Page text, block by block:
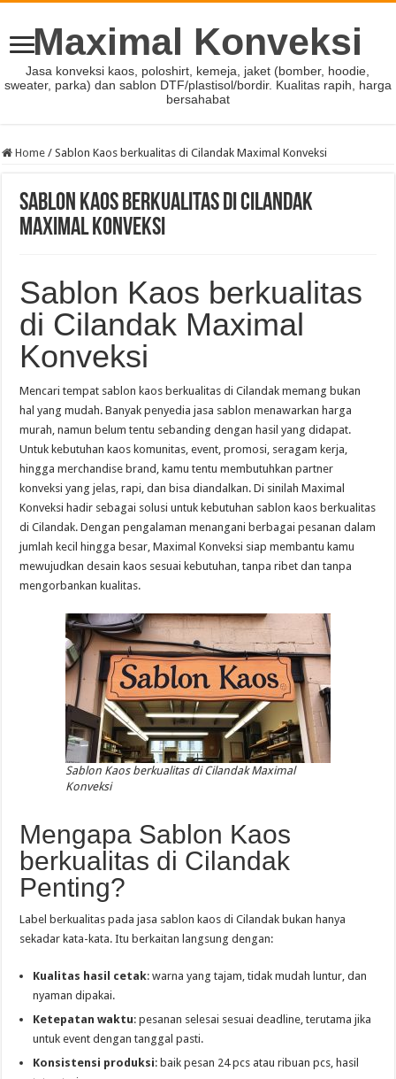
Maximal Konveksi
Jasa konveksi kaos, poloshirt, kemeja, jaket (bomber, hoodie,
sweater, parka) dan sablon DTF/plastisol/bordir. Kualitas rapih, harga
bersahabat
Home / Sablon Kaos berkualitas di Cilandak Maximal Konveksi
Sablon Kaos berkualitas di Cilandak
Maximal Konveksi
Sablon Kaos berkualitas
di Cilandak Maximal
Konveksi
Mencari tempat sablon kaos berkualitas di Cilandak memang bukan
hal yang mudah. Banyak penyedia jasa sablon menawarkan harga
murah, namun belum tentu sebanding dengan hasil yang didapat.
Untuk kebutuhan kaos komunitas, event, promosi, seragam kerja,
hingga merchandise brand, kamu tentu membutuhkan partner
konveksi yang jelas, rapi, dan bisa diandalkan. Di sinilah Maximal
Konveksi hadir sebagai solusi untuk kebutuhan sablon kaos berkualitas
di Cilandak. Dengan pengalaman menangani berbagai pesanan dalam
jumlah kecil hingga besar, Maximal Konveksi siap membantu kamu
mewujudkan desain kaos sesuai kebutuhan, tanpa ribet dan tanpa
mengorbankan kualitas.
Sablon Kaos berkualitas di Cilandak Maximal
Konveksi
Mengapa Sablon Kaos
berkualitas di Cilandak
Penting?
Label berkualitas pada jasa sablon kaos di Cilandak bukan hanya
sekadar kata-kata. Itu berkaitan langsung dengan:
Kualitas hasil cetak: warna yang tajam, tidak mudah luntur, dan
nyaman dipakai.
Ketepatan waktu: pesanan selesai sesuai deadline, terutama jika
untuk event dengan tanggal pasti.
Konsistensi produksi: baik pesan 24 pcs atau ribuan pcs, hasil